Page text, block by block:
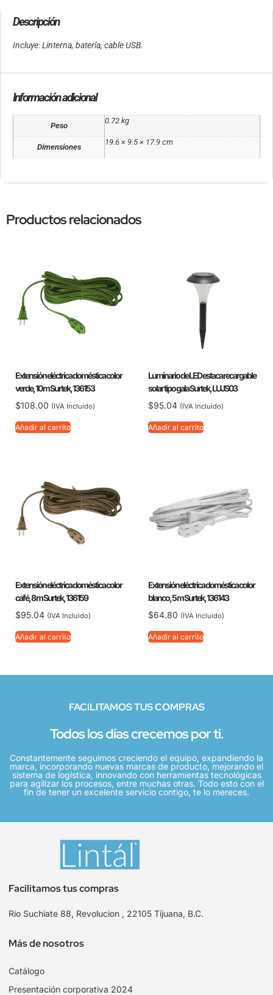
Descripción
Incluye: Linterna, batería, cable USB.
Información adicional
Peso
0.72 kg
Dimensiones
19.6 × 9.5 × 17.9 cm
Productos relacionados
Extensión eléctrica doméstica color
verde, 10 m Surtek, 136153
$108.00 (IVA Incluido)
Añadir al carrito
Luminario de LED estaca recargable
solar tipo gala Surtek, LUJS03
$95.04 (IVA Incluido)
Añadir al carrito
Extensión eléctrica doméstica color
café, 8 m Surtek, 136159
$95.04 (IVA Incluido)
Añadir al carrito
Extensión eléctrica doméstica color
blanco, 5 m Surtek, 136143
$64.80 (IVA Incluido)
Añadir al carrito
FACILITAMOS TUS COMPRAS
Todos los días crecemos por ti.
Constantemente seguimos creciendo el equipo, expandiendo la
marca, incorporando nuevas marcas de producto, mejorando el
sistema de logística, innovando con herramientas tecnológicas
para agilizar los procesos, entre muchas otras. Todo esto con el
fin de tener un excelente servicio contigo, te lo mereces.
Facilitamos tus compras
Rio Suchiate 88, Revolucion , 22105 Tijuana, B.C.
Más de nosotros
Catálogo
Presentación corporativa 2024